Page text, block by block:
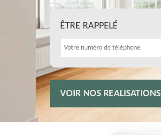
ÊTRE RAPPELÉ
VOIR NOS REALISATIONS